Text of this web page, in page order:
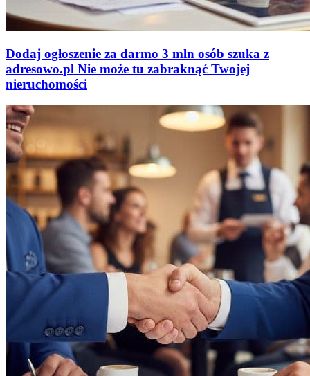
Dodaj ogłoszenie za darmo 3 mln osób szuka z
adresowo.pl Nie może tu zabraknąć Twojej
nieruchomości